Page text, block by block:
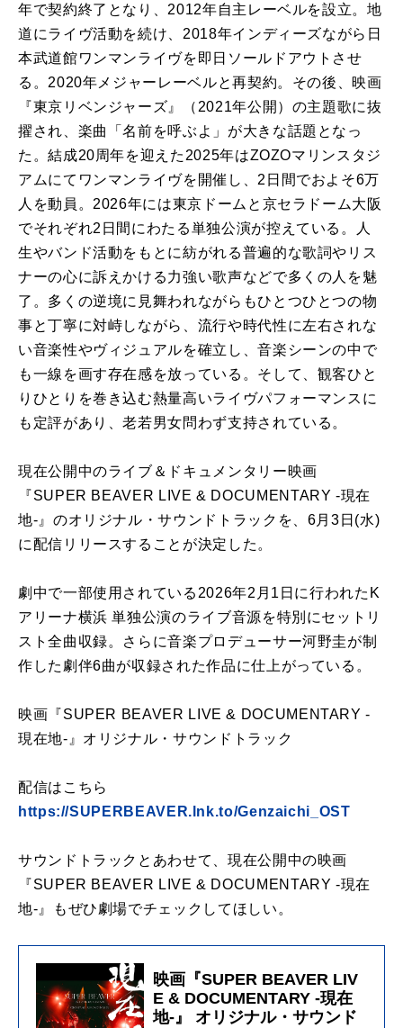
年で契約終了となり、2012年自主レーベルを設立。地
道にライヴ活動を続け、2018年インディーズながら日
本武道館ワンマンライヴを即日ソールドアウトさせ
る。2020年メジャーレーベルと再契約。その後、映画
『東京リベンジャーズ』（2021年公開）の主題歌に抜
擢され、楽曲「名前を呼ぶよ」が大きな話題となっ
た。結成20周年を迎えた2025年はZOZOマリンスタジ
アムにてワンマンライヴを開催し、2日間でおよそ6万
人を動員。2026年には東京ドームと京セラドーム大阪
でそれぞれ2日間にわたる単独公演が控えている。人
生やバンド活動をもとに紡がれる普遍的な歌詞やリス
ナーの心に訴えかける力強い歌声などで多くの人を魅
了。多くの逆境に見舞われながらもひとつひとつの物
事と丁寧に対峙しながら、流行や時代性に左右されな
い音楽性やヴィジュアルを確立し、音楽シーンの中で
も一線を画す存在感を放っている。そして、観客ひと
りひとりを巻き込む熱量高いライヴパフォーマンスに
も定評があり、老若男女問わず支持されている。
現在公開中のライブ＆ドキュメンタリー映画
『SUPER BEAVER LIVE & DOCUMENTARY -現在
地-』のオリジナル・サウンドトラックを、6月3日(水)
に配信リリースすることが決定した。
劇中で一部使用されている2026年2月1日に行われたK
アリーナ横浜 単独公演のライブ音源を特別にセットリ
スト全曲収録。さらに音楽プロデューサー河野圭が制
作した劇伴6曲が収録された作品に仕上がっている。
映画『SUPER BEAVER LIVE & DOCUMENTARY -
現在地-』オリジナル・サウンドトラック
配信はこちら
https://SUPERBEAVER.lnk.to/Genzaichi_OST
サウンドトラックとあわせて、現在公開中の映画
『SUPER BEAVER LIVE & DOCUMENTARY -現在
地-』もぜひ劇場でチェックしてほしい。
映画『SUPER BEAVER LIV
E & DOCUMENTARY -現在
地-』 オリジナル・サウンド